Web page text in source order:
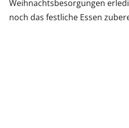
Weihnachtsbesorgungen
noch das festliche Essen